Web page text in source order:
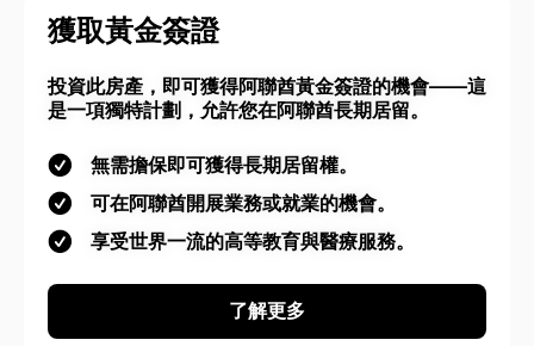
獲取黃金簽證
投資此房產，即可獲得阿聯酋黃金簽證的機會——這
是一項獨特計劃，允許您在阿聯酋長期居留。
無需擔保即可獲得長期居留權。
可在阿聯酋開展業務或就業的機會。
享受世界一流的高等教育與醫療服務。
了解更多